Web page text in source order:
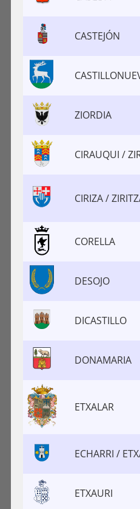
CASTEJÓN
ZIORDIA
CIRAUQUI /
CIRIZA /
CORELLA
DESOJO
DICASTILLO
DONAMARIA
ETXALAR
ECHARRI /
ETXAURI